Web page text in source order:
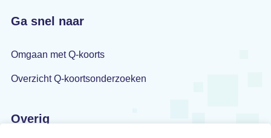
Ga snel naar
Omgaan met Q-koorts
Overzicht Q-koortsonderzoeken
Overig